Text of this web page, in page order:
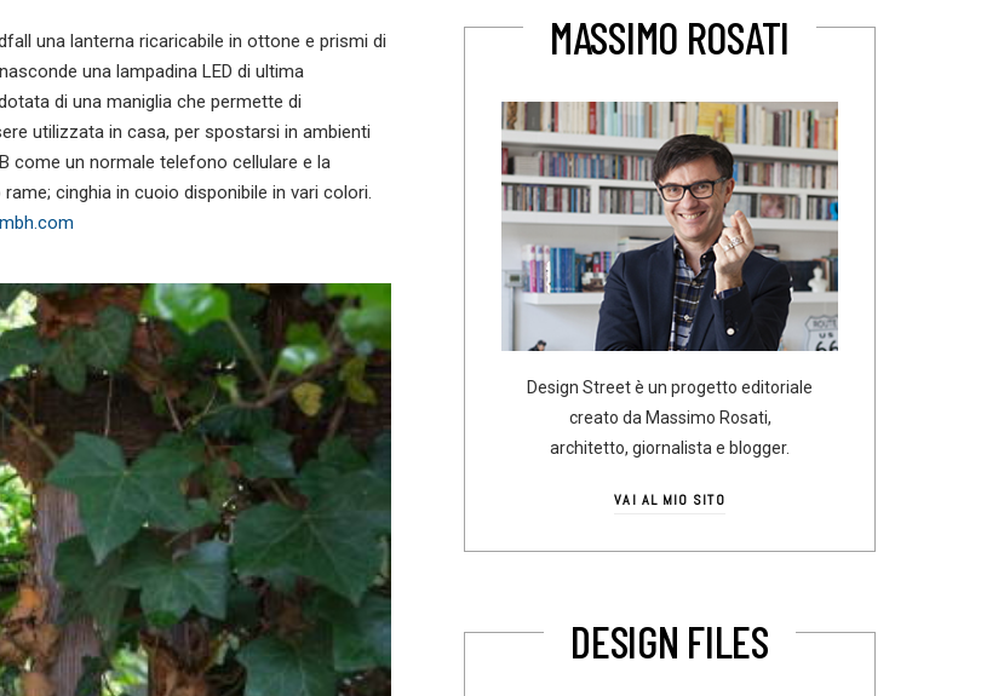
una lanterna ricaricabile in ottone e prismi di
una lampadina LED di ultima
di una maniglia che permette di
utilizzata in casa, per spostarsi in ambienti
come un normale telefono cellulare e la
cinghia in cuoio disponibile in vari colori.
MASSIMO ROSATI
Design Street è un progetto editoriale
creato da Massimo Rosati,
architetto, giornalista e blogger.
VAI AL MIO SITO
DESIGN FILES